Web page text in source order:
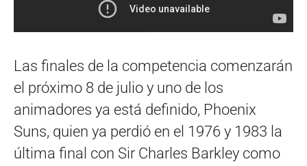
Las finales de la competencia comenzarán
el próximo 8 de julio y uno de los
animadores ya está definido, Phoenix
Suns, quien ya perdió en el 1976 y 1983 la
última final con Sir Charles Barkley como